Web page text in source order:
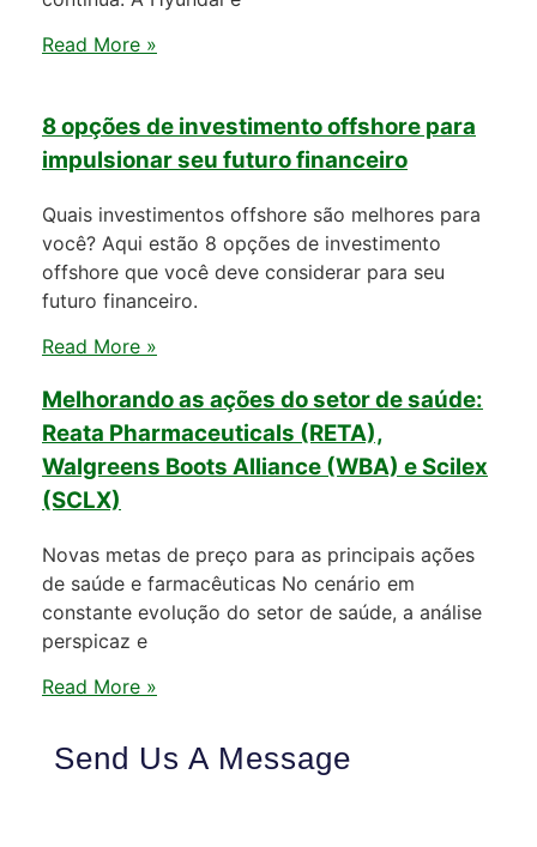
Read More »
8 opções de investimento offshore para
impulsionar seu futuro financeiro
Quais investimentos offshore são melhores para
você? Aqui estão 8 opções de investimento
offshore que você deve considerar para seu
futuro financeiro.
Read More »
Melhorando as ações do setor de saúde:
Reata Pharmaceuticals (RETA),
Walgreens Boots Alliance (WBA) e Scilex
(SCLX)
Novas metas de preço para as principais ações
de saúde e farmacêuticas No cenário em
constante evolução do setor de saúde, a análise
perspicaz e
Read More »
Send Us A Message